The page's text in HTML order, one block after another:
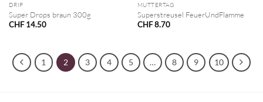
DRIP
Super Drops braun 300g
CHF14.50
MUTTERTAG
Superstreusel FeuerUndFlamme
CHF8.70
1 2 3 4 5 … 8 9 10